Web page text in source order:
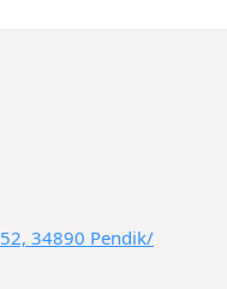
34890 Pendik/